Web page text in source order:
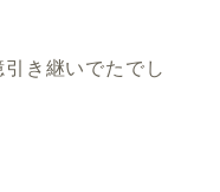
き継いでたでし